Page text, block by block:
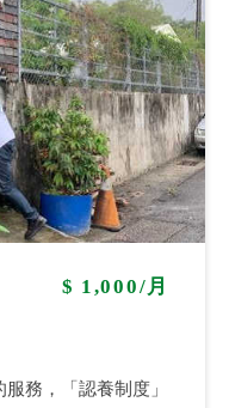
$ 1,000/月
務，「認養制度」